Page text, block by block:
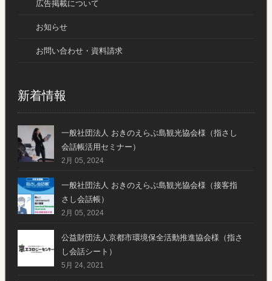
広告掲載について
お知らせ
お問い合わせ・資料請求
新着情報
一般社団法人 おきのえらぶ島観光協会様（指さし
会話帳活用セミナー）
2月 05, 2024
一般社団法人 おきのえらぶ島観光協会様（接客指
さし会話帳）
2月 05, 2024
公益財団法人京都市環境保全活動推進協会様（指さ
し会話シート）
5月 24, 2021